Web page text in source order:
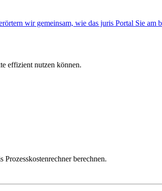
wir gemeinsam, wie das juris Portal Sie am
effizient nutzen können.
berechnen.